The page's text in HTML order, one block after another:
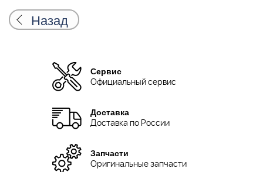
Назад
Сервис
Официальный сервис
Доставка
Доставка по России
Запчасти
Оригинальные запчасти